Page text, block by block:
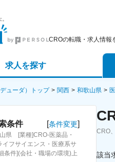
CROの転職・求人情報
求人を探す
探す
探す
ューダ）トップ 関西 和歌山県
条件 [条件変更]
県 [業種]CRO-医薬品・
イフサイエンス・医療系サ
件](会社・職場の環境)上
CRO
該当